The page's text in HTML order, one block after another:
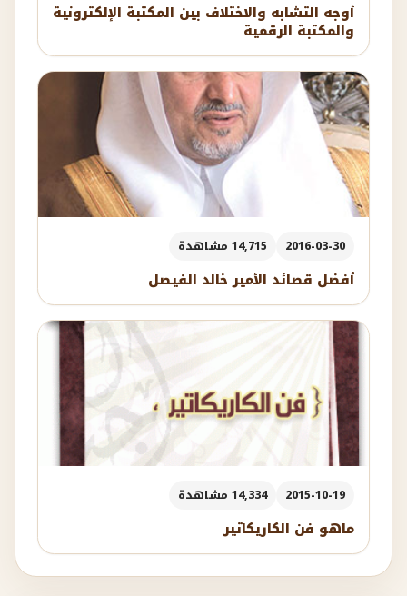
أوجه التشابه والاختلاف بين المكتبة الإلكترونية
والمكتبة الرقمية
2016-03-30 14,715 مشاهدة
أفضل قصائد الأمير خالد الفيصل
2015-10-19 14,334 مشاهدة
ماهو فن الكاريكاتير